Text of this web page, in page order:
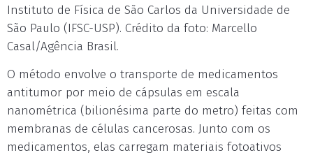
Instituto de Física de São Carlos da Universidade de
São Paulo (IFSC-USP). Crédito da foto: Marcello
Casal/Agência Brasil.
O método envolve o transporte de medicamentos
antitumor por meio de cápsulas em escala
nanométrica (bilionésima parte do metro) feitas com
membranas de células cancerosas. Junto com os
medicamentos, elas carregam materiais fotoativos